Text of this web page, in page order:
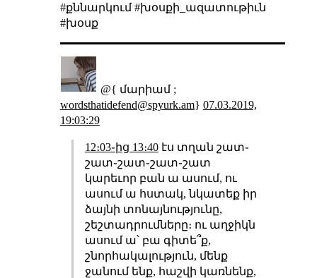
#քննարկում #խօսքի_ազատութիւն
#խօսք
@{ մարիամ ;
wordsthatidefend@spyurk.am} 07.03.2019,
19:03:29
12։03֊ից 13։40էս տղան շատ֊
շատ֊շատ֊շատ֊շատ
կարեւոր բան ա ասում, ու
ասում ա հստակ, նկատեք իր
ձայնի տոնայնությունը,
շեշտադրումները։ ու աղջիկն
ասում ա՝ բա գիտե՞ք,
շնորհակալություն, մենք
ջանում ենք, հաշվի կառնենք,